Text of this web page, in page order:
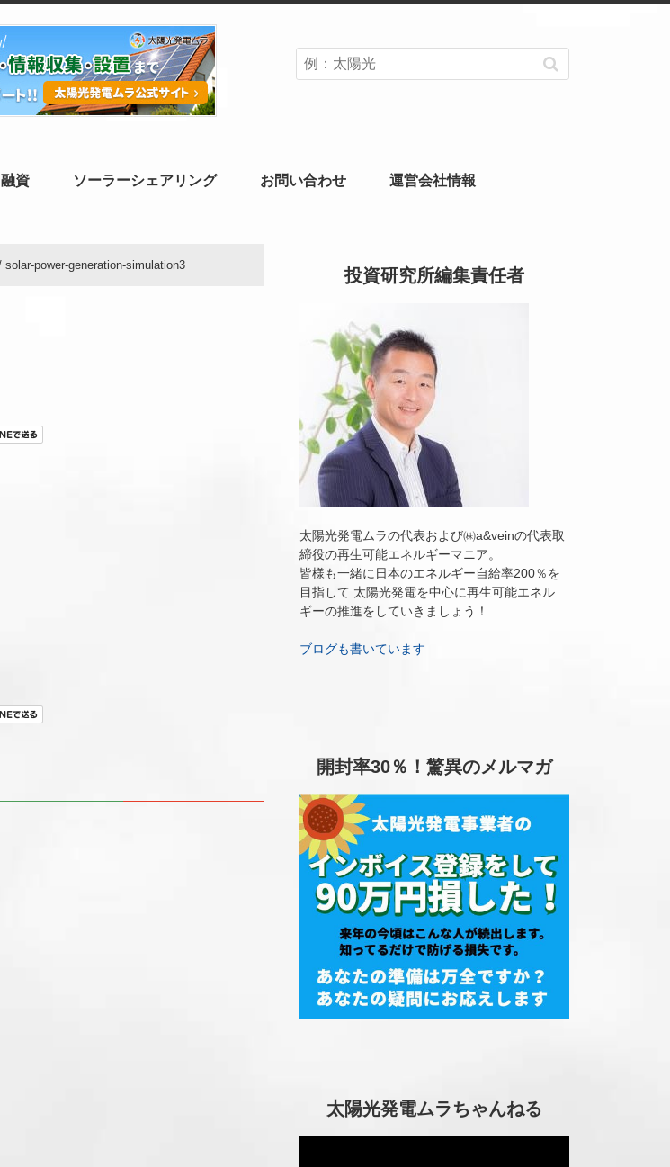
融資 ソーラーシェアリング お問い合わせ 運営会社情報
solar-power-generation-simulation3
投資研究所編集責任者
太陽光発電ムラの代表および㈱a&veinの代表取
締役の再生可能エネルギーマニア。
皆様も一緒に日本のエネルギー自給率200％を
目指して 太陽光発電を中心に再生可能エネル
ギーの推進をしていきましょう！
ブログも書いています
開封率30％！驚異のメルマガ
太陽光発電ムラちゃんねる